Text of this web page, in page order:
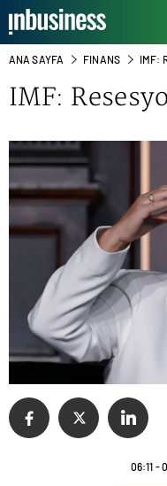
ANA SAYFA FINANS IMF:
IMF:
06:11 -